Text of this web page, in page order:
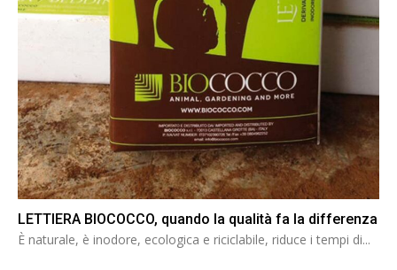
LETTIERA BIOCOCCO, quando la qualità fa la differenza
È naturale, è inodore, ecologica e riciclabile, riduce i tempi di...